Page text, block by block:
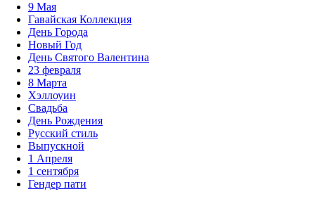
9 Мая
Гавайская Коллекция
День Города
Новый Год
День Святого Валентина
23 февраля
8 Марта
Хэллоуин
Свадьба
День Рождения
Русский стиль
Выпускной
1 Апреля
1 сентября
Гендер пати